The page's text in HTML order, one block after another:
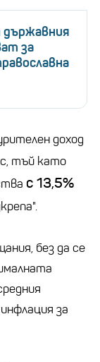
държавния
за
доход
тъй като
с 13,5%
без да се
за